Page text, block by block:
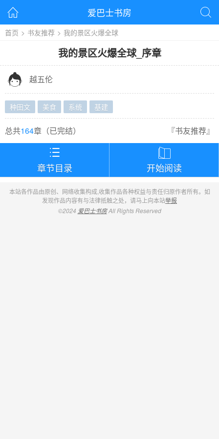
 爱巴士书房 
首页 > 书友推荐 > 我的景区火爆全球
我的景区火爆全球_ 序章
 越五伦
种田文 美食 系统 基建
总共164章（已完结） 『书友推荐』

章节目录

开始阅读
本站各作品由原创、网络收集构成,收集作品各种权益与责任归原作者所有。如
发现作品内容有与法律抵触之处，请马上向本站举报
©2024 爱巴士书房All Rights Reserved